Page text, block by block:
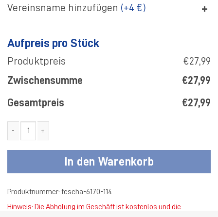
Vereinsname hinzufügen (+4 €) +
Aufpreis pro Stück
Produktpreis
€27,99
Zwischensumme
€27,99
Gesamtpreis €27,99
In den Warenkorb
Produktnummer: fcscha-6170-114
Hinweis: Die Abholung im Geschäft ist kostenlos und die